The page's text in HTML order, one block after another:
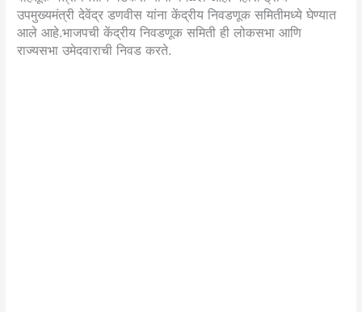
उपमुख्यमंत्री देवेंद्र डणवीस यांना केंद्रीय निवडणूक समितीमध्ये घेण्यात
आले आहे.भाजपची केंद्रीय निवडणूक समिती ही लोकसभा आणि
राज्यसभा उमेदवाराची निवड करते.